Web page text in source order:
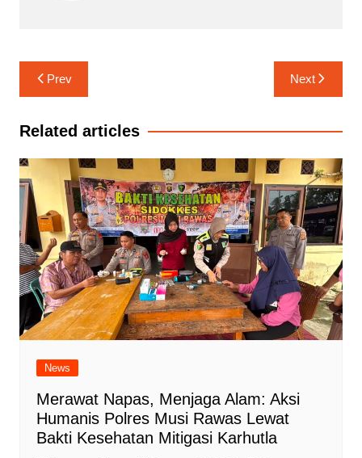
Navigasi
pos
Prev Next
Related articles
News
Merawat Napas, Menjaga Alam: Aksi
Humanis Polres Musi Rawas Lewat
Bakti Kesehatan Mitigasi Karhutla